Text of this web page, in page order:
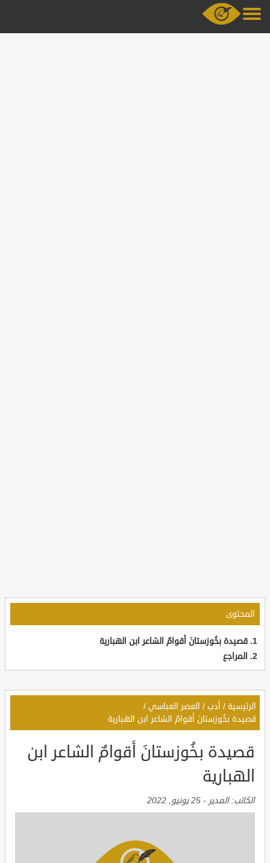
المحتوى
قصيدة بخُوزستانَ أقوامٌ الشاعر ابن الهبارية
المراجع
الرئيسية / أدب / العصر العباسي /
قصيدة بخُوزستانَ أقوامٌ الشاعر ابن الهبارية
قصيدة بخُوزستانَ أقوامٌ الشاعر ابن
الهبارية
الكاتب:المدير - 25 يونيو, 2022